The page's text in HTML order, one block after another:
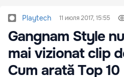
Playtech 11 июля 2017, 15:55
Gangnam Style
mai vizionat clip
Cum arată Top 10